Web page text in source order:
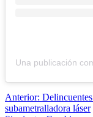
Navegación
Anterior:
subametralladora láser